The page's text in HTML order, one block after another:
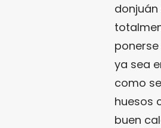
ya sea
como
huesos
buen